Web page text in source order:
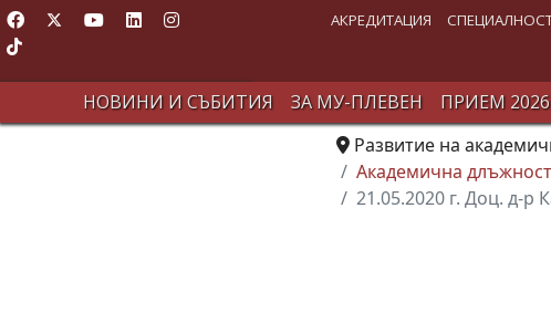
АКРЕДИТАЦИЯ
НОВИНИ И СЪБИТИЯ ЗА МУ-ПЛЕВЕН ПРИЕМ 2026
Развитие на
Академична
21.05.2020 г. Доц. д-р